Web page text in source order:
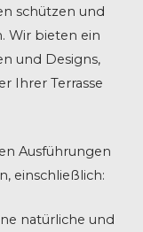
schützen und
Wir bieten ein
und Designs,
Ihrer Terrasse
Ausführungen
einschließlich:
natürliche und